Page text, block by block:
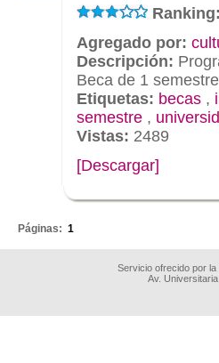
Agregado por:
Descripción:
Beca de 1
Etiquetas: becas ,
semestre ,
Vistas: 2489
[Descargar]
Páginas: 1
Servicio ofrecido por
Av.